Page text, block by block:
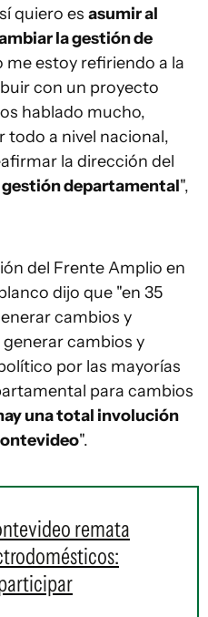
quiero es asumir al
la gestión de
me estoy refiriendo a la
con un proyecto
hablado mucho,
todo a nivel nacional,
la dirección del
gestión departamental",
del Frente Amplio en
dijo que "en 35
cambios y
cambios y
por las mayorías
para cambios
una total involución
".
remata